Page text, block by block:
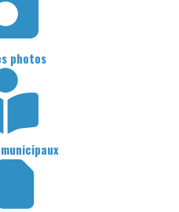
photos